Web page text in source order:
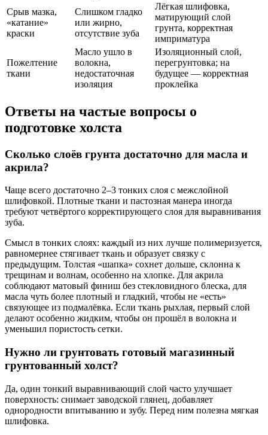
Срыв мазка,
«катание»
краски
Слишком гладко
или жирно,
отсутствие зуба
Лёгкая шлифовка,
матирующий слой
грунта, корректная
имприматура
Пожелтение
ткани
Масло ушло в
волокна,
недостаточная
изоляция
Изоляционный слой,
перегрунтовка; на
будущее — корректная
проклейка
Ответы на частые вопросы о
подготовке холста
Сколько слоёв грунта достаточно для масла и
акрила?
Чаще всего достаточно 2–3 тонких слоя с межслойной
шлифовкой. Плотные ткани и пастозная манера иногда
требуют четвёртого корректирующего слоя для выравнивания
зуба.
Смысл в тонких слоях: каждый из них лучше полимеризуется,
равномернее стягивает ткань и образует связку с
предыдущим. Толстая «шапка» сохнет дольше, склонна к
трещинам и волнам, особенно на хлопке. Для акрила
соблюдают матовый финиш без стекловидного блеска, для
масла чуть более плотный и гладкий, чтобы не «есть»
связующее из подмалёвка. Если ткань рыхлая, первый слой
делают особенно жидким, чтобы он прошёл в волокна и
уменьшил пористость сетки.
Нужно ли грунтовать готовый магазинный
грунтованный холст?
Да, один тонкий выравнивающий слой часто улучшает
поверхность: снимает заводской глянец, добавляет
однородности впитыванию и зубу. Перед ним полезна мягкая
шлифовка.